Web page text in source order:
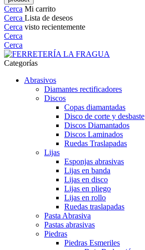
Cerca Mi carrito
Cerca Lista de deseos
Cerca visto recientemente
Cerca
Cerca
Categorías
Abrasivos
Diamantes rectificadores
Discos
Copas diamantadas
Disco de corte y desbaste
Discos Diamantados
Discos Laminados
Ruedas Traslapadas
Lijas
Esponjas abrasivas
Lijas en banda
Lijas en disco
Lijas en pliego
Lijas en rollo
Ruedas traslapadas
Pasta Abrasiva
Pastas abrasivas
Piedras
Piedras Esmeriles